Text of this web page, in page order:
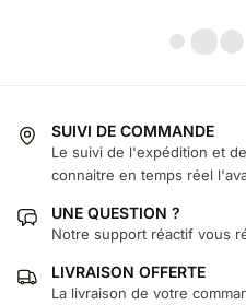
SUIVI DE COMMANDE
Le suivi de l'expédition et
connaitre en temps réel
UNE QUESTION ?
Notre support réactif vous
LIVRAISON OFFERTE
La livraison de votre